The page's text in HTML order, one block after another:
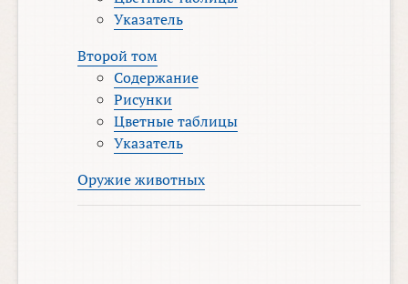
Указатель
Второй том
Содержание
Рисунки
Цветные таблицы
Указатель
Оружие животных